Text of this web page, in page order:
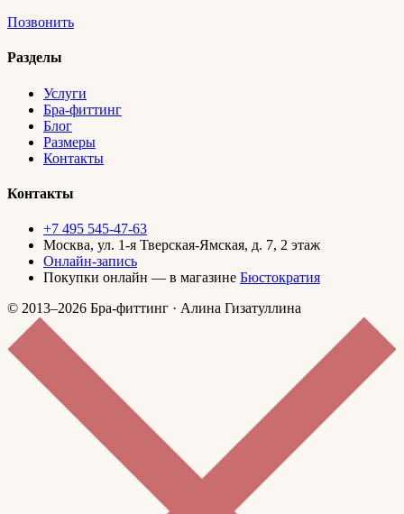
Позвонить
Разделы
Услуги
Бра-фиттинг
Блог
Размеры
Контакты
Контакты
+7 495 545-47-63
Москва, ул. 1-я Тверская-Ямская, д. 7, 2 этаж
Онлайн-запись
Покупки онлайн — в магазине Бюстократия
© 2013–2026 Бра-фиттинг · Алина Гизатуллина